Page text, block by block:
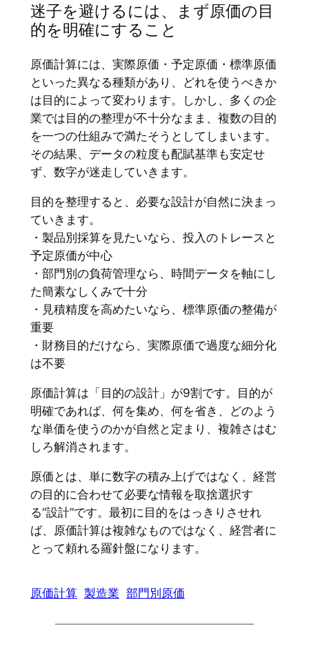
迷子を避けるには、まず原価の目
的を明確にすること
原価計算には、実際原価・予定原価・標準原価
といった異なる種類があり、どれを使うべきか
は目的によって変わります。しかし、多くの企
業では目的の整理が不十分なまま、複数の目的
を一つの仕組みで満たそうとしてしまいます。
その結果、データの粒度も配賦基準も安定せ
ず、数字が迷走していきます。
目的を整理すると、必要な設計が自然に決まっ
ていきます。
・製品別採算を見たいなら、投入のトレースと
予定原価が中心
・部門別の負荷管理なら、時間データを軸にし
た簡素なしくみで十分
・見積精度を高めたいなら、標準原価の整備が
重要
・財務目的だけなら、実際原価で過度な細分化
は不要
原価計算は「目的の設計」が9割です。目的が
明確であれば、何を集め、何を省き、どのよう
な単価を使うのかが自然と定まり、複雑さはむ
しろ解消されます。
原価とは、単に数字の積み上げではなく、経営
の目的に合わせて必要な情報を取捨選択す
る“設計”です。最初に目的をはっきりさせれ
ば、原価計算は複雑なものではなく、経営者に
とって頼れる羅針盤になります。
原価計算 製造業 部門別原価